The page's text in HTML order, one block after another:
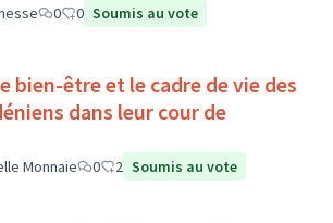
0 0 Soumis au vote
bien-être et le cadre de vie des
dans leur cour de
Monnaie 0 2 Soumis au vote